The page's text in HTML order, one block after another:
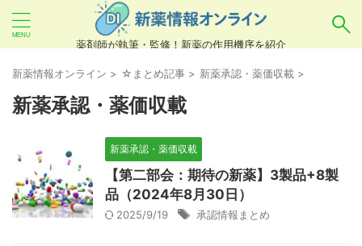
薬剤師が執筆・監修！新薬の作用機序を紹介
ていませんので、製品名・一般名・キーワードな
どをカタカナ
でご入力ください。
良い例：テセントリク
新薬情報オンライン > ☆まとめ記事 > 新薬承認・薬価収載 >
新薬承認・薬価収載
新薬承認・薬価収載
【第二部会：期待の新薬】3製品+8製
品（2024年8月30日）
2025/9/19 承認情報まとめ